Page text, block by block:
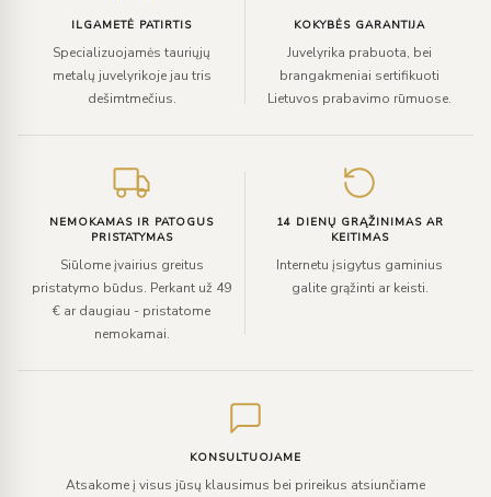
ILGAMETĖ PATIRTIS
Specializuojamės tauriųjų
metalų juvelyrikoje jau tris
dešimtmečius.
KOKYBĖS GARANTIJA
Juvelyrika prabuota, bei
brangakmeniai sertifikuoti
Lietuvos prabavimo rūmuose.
NEMOKAMAS IR PATOGUS
PRISTATYMAS
Siūlome įvairius greitus
pristatymo būdus. Perkant už 49
€ ar daugiau - pristatome
nemokamai.
14 DIENŲ GRĄŽINIMAS AR
KEITIMAS
Internetu įsigytus gaminius
galite grąžinti ar keisti.
KONSULTUOJAME
Atsakome į visus jūsų klausimus bei prireikus atsiunčiame